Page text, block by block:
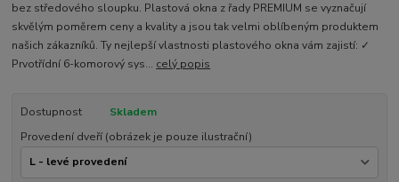
bez středového sloupku. Plastová okna z řady PREMIUM se vyznačují
skvělým poměrem ceny a kvality a jsou tak velmi oblíbeným produktem
našich zákazníků. Ty nejlepší vlastnosti plastového okna vám zajistí: ✓
Prvotřídní 6-komorový sys... celý popis
Dostupnost
Skladem
Provedení dveří (obrázek je pouze ilustrační)